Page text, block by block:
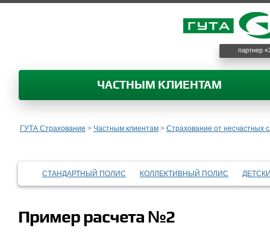
партнер
ЧАСТНЫМ КЛИЕНТАМ
ГУТА Страхование > Частным клиентам > Страхование от несчастных
СТАНДАРТНЫЙ ПОЛИС КОЛЛЕКТИВНЫЙ ПОЛИС
Пример расчета №2